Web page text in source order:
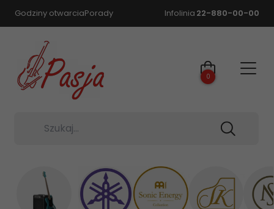
Godziny otwarciaPorady Infolinia 22-880-00-00
Szukaj...
0